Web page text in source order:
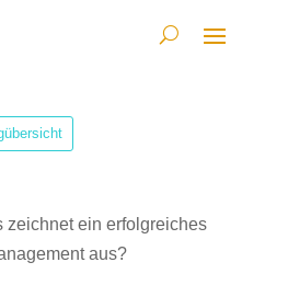
zeichnet ein erfolgreiches
aus?